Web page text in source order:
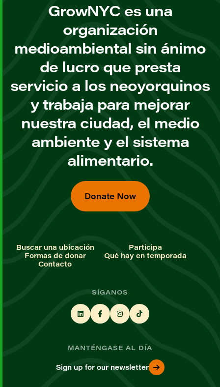
GrowNYC es una
organización
medioambiental sin ánimo
de lucro que presta
servicio a los neoyorquinos
y trabaja para mejorar
nuestra ciudad, el medio
ambiente y el sistema
alimentario.
Donate Now
Buscar una ubicación
Participa
Formas de donar
Qué hay en temporada
Contacto
SÍGANOS
MANTÉNGASE AL DÍA
Sign up for our newsletter